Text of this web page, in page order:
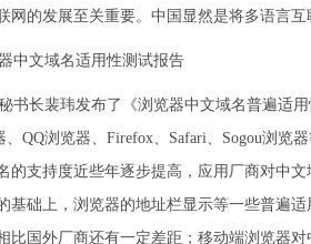
网的发展至关重要。中国显然是将多语言
中文域名适用性测试报告
书长裴玮发布了《浏览器中文域名普遍适
、QQ浏览器、Firefox、Safari、Sogou浏览
的支持度近些年逐步提高，应用厂商对中
基础上，浏览器的地址栏显示等一些普遍适
比国外厂商还有一定差距；移动端浏览器